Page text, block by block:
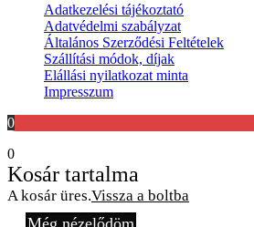
Adatkezelési tájékoztató
Adatvédelmi szabályzat
Általános Szerződési Feltételek
Szállítási módok, díjak
Elállási nyilatkozat minta
Impresszum
0
0
Kosár tartalma
A kosár üres.Vissza a boltba
Még nézelődöm